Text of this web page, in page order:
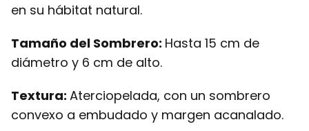
en su hábitat natural.
Tamaño del Sombrero: Hasta 15 cm de
diámetro y 6 cm de alto.
Textura: Aterciopelada, con un sombrero
convexo a embudado y margen acanalado.